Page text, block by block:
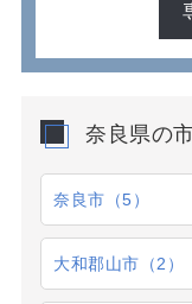
奈良県の
奈良市（5）
大和郡山市（2）